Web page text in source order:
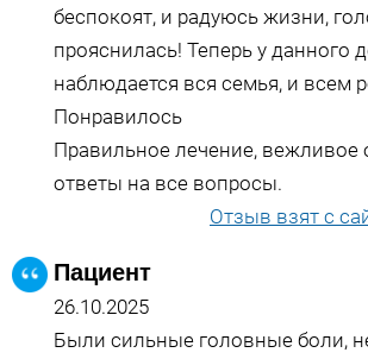
беспокоят, и радуюсь жизни,
прояснилась! Теперь у данного
наблюдается вся семья, и всем
Понравилось
Правильное лечение, вежливое
ответы на все вопросы.
Отзыв взят с
Пациент
26.10.2025
Были сильные головные боли,